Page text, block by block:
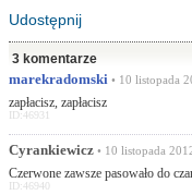
Udostępnij
3 komentarze
marekradomski • 10 listopada
zapłacisz, zapłacisz
ID:46931
Cyrankiewicz • 10 listopada
Czerwone zawsze pasowało do
ID:46940